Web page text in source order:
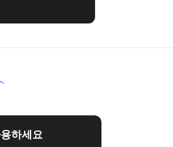
하세요